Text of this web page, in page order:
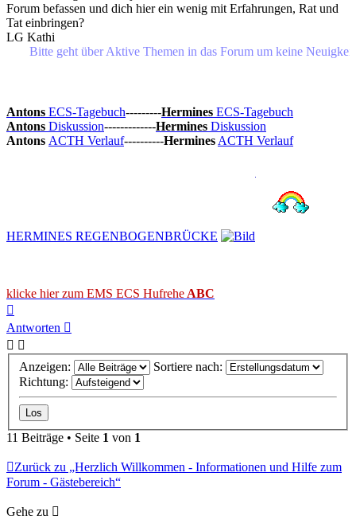
Forum befassen und dich hier ein wenig mit Erfahrungen, Rat und
Tat einbringen?
LG Kathi
Bitte geht über Aktive Themen in das Forum um keine Neuigkeiten
Antons ECS-Tagebuch---------Hermines ECS-Tagebuch
Antons Diskussion-------------Hermines Diskussion
Antons ACTH Verlauf----------Hermines ACTH Verlauf
HERMINES REGENBOGENBRÜCKE
klicke hier zum EMS ECS Hufrehe ABC
oben
Antworten
Anzeigen:
Sortiere nach:
Richtung:
11 Beiträge • Seite 1 von 1
Zurück zu „Herzlich Willkommen - Informationen und Hilfe zum
Forum - Gästebereich“
Gehe zu